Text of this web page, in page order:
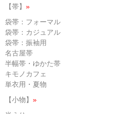
【帯】 »
袋帯：フォーマル
袋帯：カジュアル
袋帯：振袖用
名古屋帯
半幅帯・ゆかた帯
キモノカフェ
単衣用・夏物
【小物】 »